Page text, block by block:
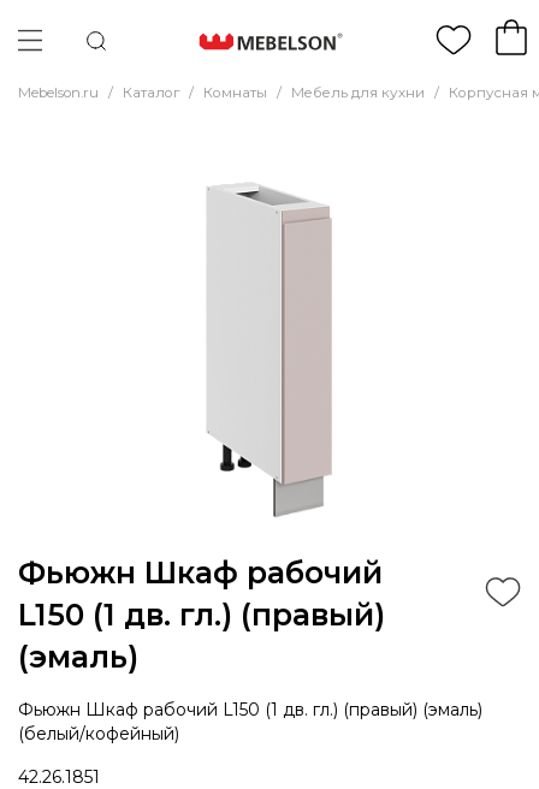
Mebelson.ru / Каталог / Комнаты / Мебель для кухни / Корпусная
Фьюжн Шкаф рабочий
L150 (1 дв. гл.) (правый)
(эмаль)
Фьюжн Шкаф рабочий L150 (1 дв. гл.) (правый) (эмаль)
(белый/кофейный)
42.26.1851